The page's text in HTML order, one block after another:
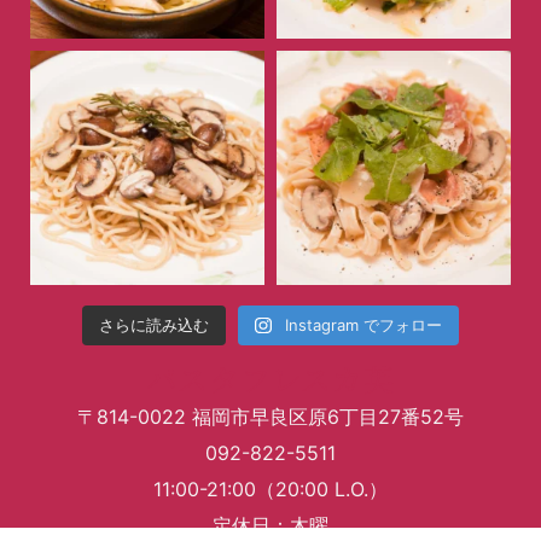
さらに読み込む Instagram でフォロー
〒814-0022 福岡市早良区原6丁目27番52号
092-822-5511
11:00-21:00（20:00 L.O.）
定休日：木曜